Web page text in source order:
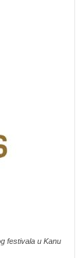
festivala u Kanu